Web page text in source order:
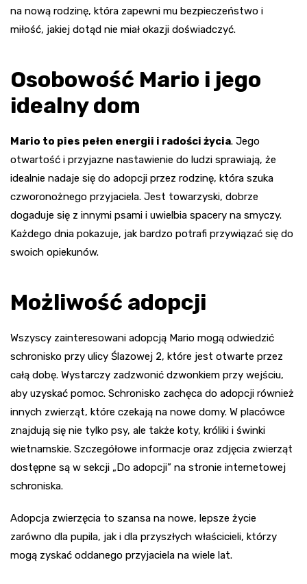
na nową rodzinę, która zapewni mu bezpieczeństwo i
miłość, jakiej dotąd nie miał okazji doświadczyć.
Osobowość Mario i jego
idealny dom
Mario to pies pełen energii i radości życia. Jego
otwartość i przyjazne nastawienie do ludzi sprawiają, że
idealnie nadaje się do adopcji przez rodzinę, która szuka
czworonożnego przyjaciela. Jest towarzyski, dobrze
dogaduje się z innymi psami i uwielbia spacery na smyczy.
Każdego dnia pokazuje, jak bardzo potrafi przywiązać się do
swoich opiekunów.
Możliwość adopcji
Wszyscy zainteresowani adopcją Mario mogą odwiedzić
schronisko przy ulicy Ślazowej 2, które jest otwarte przez
całą dobę. Wystarczy zadzwonić dzwonkiem przy wejściu,
aby uzyskać pomoc. Schronisko zachęca do adopcji również
innych zwierząt, które czekają na nowe domy. W placówce
znajdują się nie tylko psy, ale także koty, króliki i świnki
wietnamskie. Szczegółowe informacje oraz zdjęcia zwierząt
dostępne są w sekcji „Do adopcji” na stronie internetowej
schroniska.
Adopcja zwierzęcia to szansa na nowe, lepsze życie
zarówno dla pupila, jak i dla przyszłych właścicieli, którzy
mogą zyskać oddanego przyjaciela na wiele lat.